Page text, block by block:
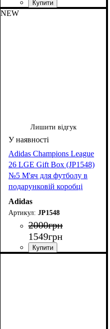
NEW
Лишити відгук
Adidas Champions League
26 LGE Gift Box (JP1548)
№5 М'яч для футболу в
подарунковій коробці
Adidas
JP1548
2000грн
1549грн